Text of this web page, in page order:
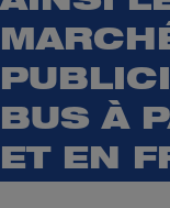
BUS À
ET EN